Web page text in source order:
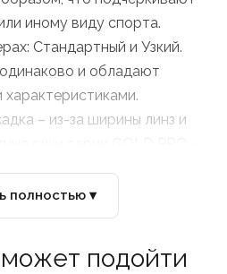
иному виду спорта.
Стандартный и Узкий.
и обладают
– из-за ширины линз и
15,4см. Высота
и нижней частями
полностью ▾
подойти